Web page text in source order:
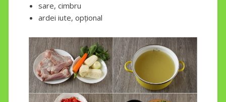
sare, cimbru
ardei iute, opțional